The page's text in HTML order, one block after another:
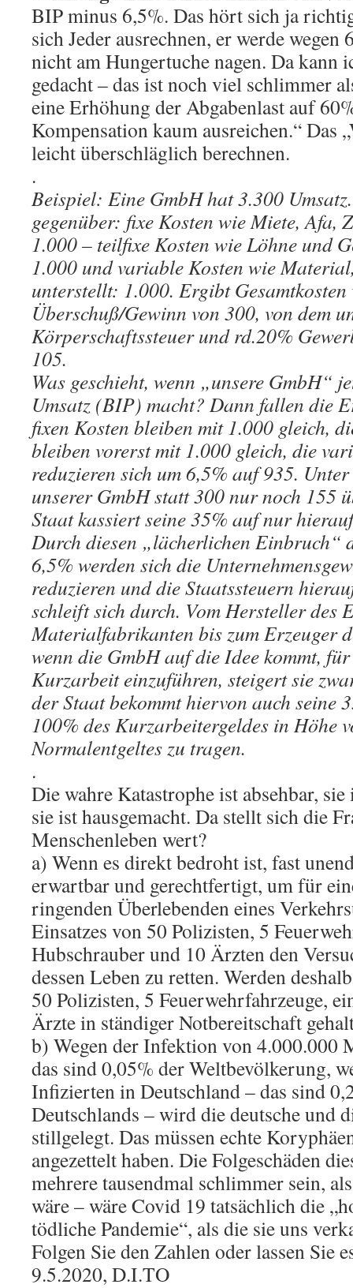
BIP minus 6,5%. Das hört sich ja
sich Jeder ausrechnen, er werde wegen
nicht am Hungertuche nagen. Da kann
gedacht – das ist noch viel schlimmer
eine Erhöhung der Abgabenlast auf
Kompensation kaum ausreichen.“ Das
leicht überschläglich berechnen.
.
Beispiel: Eine GmbH hat 3.300
gegenüber: fixe Kosten wie Miete, Afa,
1.000 – teilfixe Kosten wie Löhne und
1.000 und variable Kosten wie
unterstellt: 1.000. Ergibt
Überschuß/Gewinn von 300, von dem
Körperschaftssteuer und rd.20%
105.
Was geschieht, wenn „unsere GmbH“
Umsatz (BIP) macht? Dann fallen die
fixen Kosten bleiben mit 1.000 gleich,
bleiben vorerst mit 1.000 gleich, die
reduzieren sich um 6,5% auf 935.
unserer GmbH statt 300 nur noch 155
Staat kassiert seine 35% auf nur
Durch diesen „lächerlichen Einbruch“
6,5% werden sich die
reduzieren und die Staatssteuern
schleift sich durch. Vom Hersteller des
Materialfabrikanten bis zum Erzeuger
wenn die GmbH auf die Idee kommt,
Kurzarbeit einzuführen, steigert sie
der Staat bekommt hiervon auch seine
100% des Kurzarbeitergeldes in Höhe
Normalentgeltes zu tragen.
.
Die wahre Katastrophe ist absehbar,
sie ist hausgemacht. Da stellt sich die
Menschenleben wert?
a) Wenn es direkt bedroht ist, fast
erwartbar und gerechtfertigt, um für
ringenden Überlebenden eines
Einsatzes von 50 Polizisten, 5
Hubschrauber und 10 Ärzten den
dessen Leben zu retten. Werden
50 Polizisten, 5 Feuerwehrfahrzeuge,
Ärzte in ständiger Notbereitschaft
b) Wegen der Infektion von 4.000.000
das sind 0,05% der Weltbevölkerung,
Infizierten in Deutschland – das sind
Deutschlands – wird die deutsche und
stillgelegt. Das müssen echte
angezettelt haben. Die Folgeschäden
mehrere tausendmal schlimmer sein,
wäre – wäre Covid 19 tatsächlich die
tödliche Pandemie“, als die sie uns
Folgen Sie den Zahlen oder lassen Sie
9.5.2020, D.I.TO